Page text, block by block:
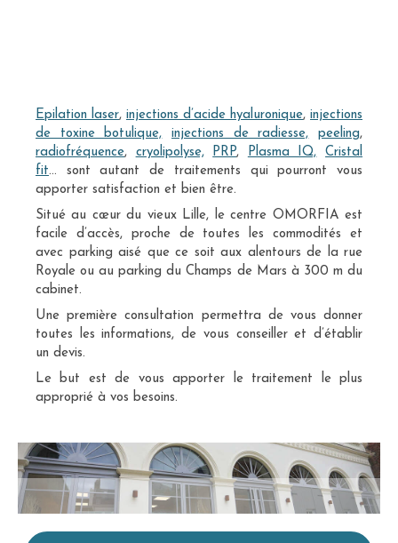
Epilation laser, injections d’acide hyaluronique, injections
de toxine botulique,
injections de radiesse, peeling,
radiofréquence, cryolipolyse, PRP, Plasma IQ,
Cristal
fit… sont autant de traitements qui pourront vous
apporter satisfaction et bien être.
Situé au cœur du vieux Lille, le centre OMORFIA est
facile d’accès, proche de toutes les commodités et
avec parking aisé que ce soit aux alentours de la rue
Royale ou au parking du Champs de Mars à 300 m du
cabinet.
Une première consultation permettra de vous donner
toutes les informations, de vous conseiller et d’établir
un devis.
Le but est de vous apporter le traitement le plus
approprié à vos besoins.